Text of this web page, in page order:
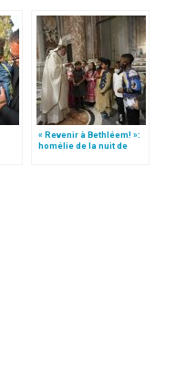
« Revenir à Bethléem! »:
homélie de la nuit de
Noël (texte complet)